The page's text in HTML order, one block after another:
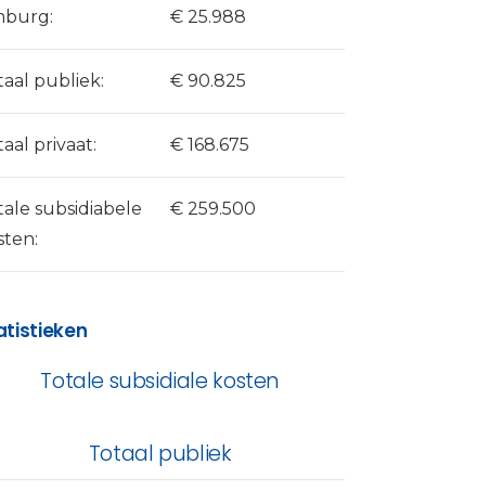
€ 25.988
publiek: € 90.825
privaat: € 168.675
subsidiabele
€ 259.500
Totale subsidiale kosten
Totaal publiek